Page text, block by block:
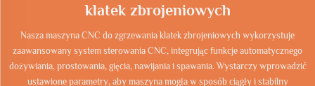
klatek zbrojeniowych
Nasza maszyna CNC do zgrzewania klatek zbrojeniowych wykorzystuje
zaawansowany system sterowania CNC, integrując funkcje automatycznego
dożywiania, prostowania, gięcia, nawijania i spawania. Wystarczy wprowadzić
ustawione parametry, aby maszyna mogła w sposób ciągły i stabilny